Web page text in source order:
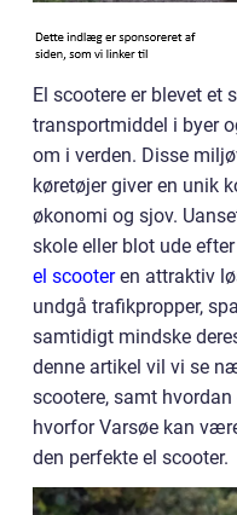
El scootere er blevet
transportmiddel i byer
om i verden. Disse
køretøjer giver en unik
økonomi og sjov.
skole eller blot ude
el scooteren attraktiv
undgå trafikpropper,
samtidigt mindske
denne artikel vil vi se
scootere, samt
hvorfor Varsøe kan
den perfekte el scooter.